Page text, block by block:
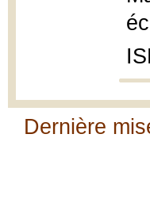
Dernière